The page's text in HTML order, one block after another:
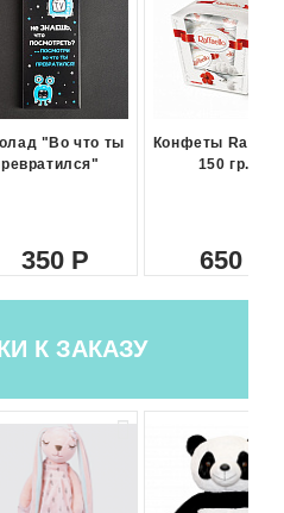
"Во что ты
350
Конфеты
150 гр.
650
К ЗАКАЗУ